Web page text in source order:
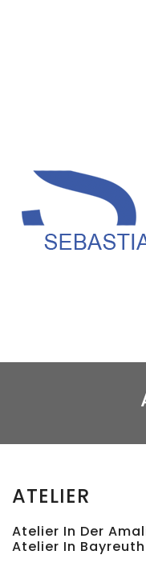
ATELIER
Atelier In Der
Atelier In Bayreuth